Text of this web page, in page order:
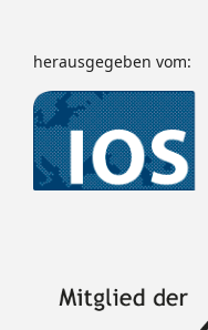
herausgegeben vom: